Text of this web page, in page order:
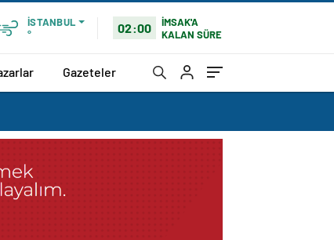
İSTANBUL
°
02:00
İMSAK'A
KALAN SÜRE
Gazeteler